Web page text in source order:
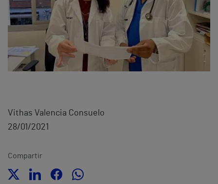
Vithas Valencia Consuelo
28/01/2021
Compartir